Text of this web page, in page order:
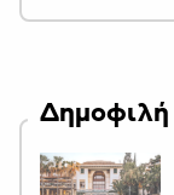
Δημοφιλή